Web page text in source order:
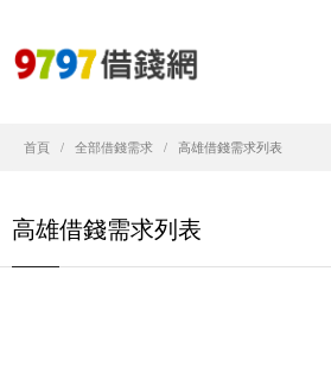
首頁 全部借錢需求 高雄借錢需求列表
高雄借錢需求列表